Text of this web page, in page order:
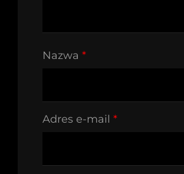
Nazwa *
Adres e-mail *